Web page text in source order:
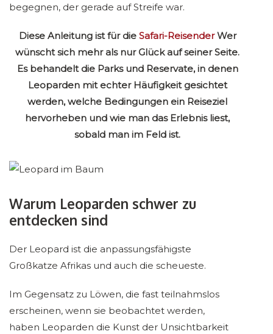
begegnen, der gerade auf Streife war.
Diese Anleitung ist für die Safari-ReisenderWer
wünscht sich mehr als nur Glück auf seiner Seite.
Es behandelt die Parks und Reservate, in denen
Leoparden mit echter Häufigkeit gesichtet
werden, welche Bedingungen ein Reiseziel
hervorheben und wie man das Erlebnis liest,
sobald man im Feld ist.
Warum Leoparden schwer zu
entdecken sind
Der Leopard ist die anpassungsfähigste
Großkatze Afrikas und auch die scheueste.
Im Gegensatz zu Löwen, die fast teilnahmslos
erscheinen, wenn sie beobachtet werden,
haben Leoparden die Kunst der Unsichtbarkeit